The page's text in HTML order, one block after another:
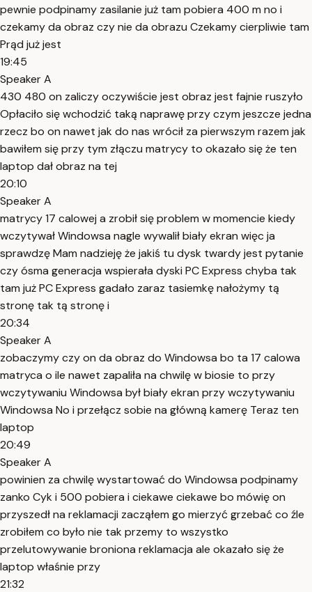
pewnie podpinamy zasilanie już tam pobiera 400 m no i
czekamy da obraz czy nie da obrazu Czekamy cierpliwie tam
Prąd już jest
19:45
Speaker A
430 480 on zaliczy oczywiście jest obraz jest fajnie ruszyło
Opłaciło się wchodzić taką naprawę przy czym jeszcze jedna
rzecz bo on nawet jak do nas wrócił za pierwszym razem jak
bawiłem się przy tym złączu matrycy to okazało się że ten
laptop dał obraz na tej
20:10
Speaker A
matrycy 17 calowej a zrobił się problem w momencie kiedy
wczytywał Windowsa nagle wywalił biały ekran więc ja
sprawdzę Mam nadzieję że jakiś tu dysk twardy jest pytanie
czy ósma generacja wspierała dyski PC Express chyba tak
tam już PC Express gadało zaraz tasiemkę nałożymy tą
stronę tak tą stronę i
20:34
Speaker A
zobaczymy czy on da obraz do Windowsa bo ta 17 calowa
matryca o ile nawet zapaliła na chwilę w biosie to przy
wczytywaniu Windowsa był biały ekran przy wczytywaniu
Windowsa No i przełącz sobie na główną kamerę Teraz ten
laptop
20:49
Speaker A
powinien za chwilę wystartować do Windowsa podpinamy
zanko Cyk i 500 pobiera i ciekawe ciekawe bo mówię on
przyszedł na reklamacji zacząłem go mierzyć grzebać co źle
zrobiłem co było nie tak przemy to wszystko
przelutowywanie broniona reklamacja ale okazało się że
laptop właśnie przy
21:32